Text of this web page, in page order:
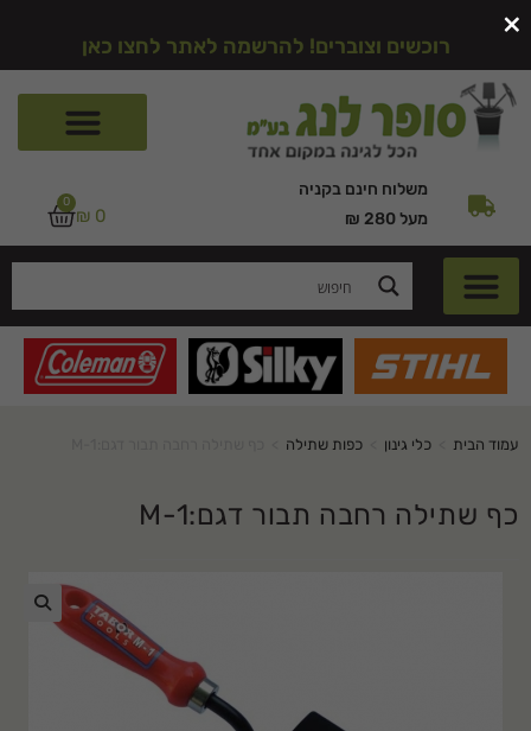
רוכשים וצוברים! להרשמה לאתר לחצו כאן
משלוח חינם בקניה
מעל 280 ₪
₪ 0
0
עמוד הבית כלי גינון כפות שתילה
כף שתילה רחבה תבור דגם:M-1
×